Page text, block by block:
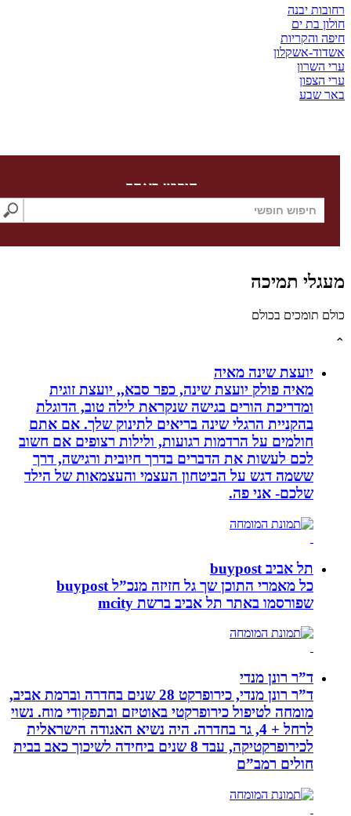
יבנה
בת ים
אשקלון
חיפוש באתר
תמיכה
בכולם
יועצת שינה מאיה
מאיה פולק יועצת שינה, כפר סבא,, יועצת זוגית
ומדריכת הורים בגישה שנקראת לילה טוב, הדוגלת
בהקניית הרגלי שינה בריאים לתינוק שלך. אם אתם
חולמים על הרדמות רגועות, ולילות רצופים אם חשוב
לכם לעשות את הדברים בדרך חיובית ורגישה, דרך
ששמה דגש על הביטחון העצמי והעצמאות של הילד
שלכם- אני פה.
תל אביב buypost
כל מאמרי התוכן שך גל חזיזה מנכ”ל buypost
שפורסמו באתר תל אביב ברשת mcity
ד”ר רונן מנדי
ד”ר רונן מנדי, כירופרקט 28 שנים בחדרה וברמת אביב,
מומחה לטיפול כירופרקטי באוטיזם ובתפקודי מוח. נשוי
לרחל + 4, גר בחדרה. היה נשיא האגודה הישראלית
לכירופרקטיקה, עבד 8 שנים ביחידה לשיכוך כאב בבית
חולים רמב”ם